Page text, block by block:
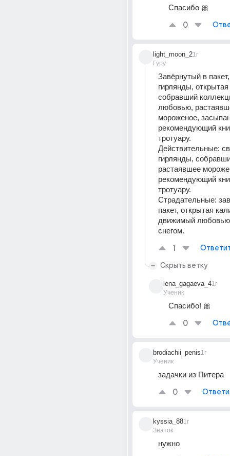
Спасибо 🎀
0
light_moon_2
Гуру
1г
Завёрнутый в
гирлянды, открытая
собравший
любовью,
мороженое,
рекомендующий
тротуару.
Действительные:
гирлянды,
растаявшее
рекомендующий
тротуару.
Страдательные:
пакет, открытая
движимый
снегом.
1
Скрыть ветку
lena_gagaeva_4
Ученик
1г
Спасибо! 🎀
0
brodiachii_penis
Ученик
1г
задачки из Питера
0
kyssia_88
Знаток
1г
нужно